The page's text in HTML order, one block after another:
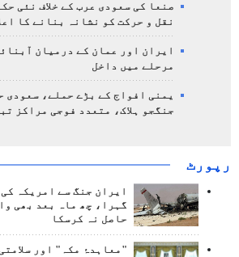
صنعا کی سعودی عرب کے خلاف نئی
نقل و حرکت کو نشانہ بنانے کا
ایران اور عمان کے درمیان
مرحلے میں داخل
یمنی افواج کے بڑے حملے، سعودی
جنگجو ہلاک، متعدد فوجی مراکز
رپورٹ
ایران جنگ سے امریکہ
گہرا، چھ ماہ بعد بھی
حاصل نہ کرسکا
"معاہدۂ مکہ" اور